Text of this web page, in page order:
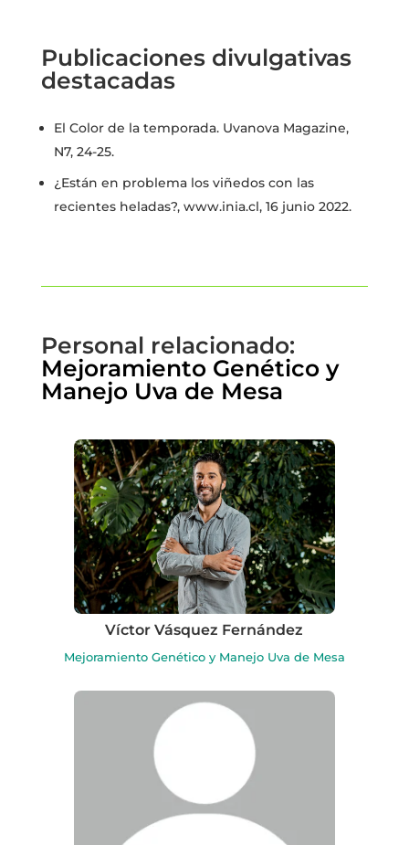
Publicaciones divulgativas
destacadas
El Color de la temporada. Uvanova Magazine,
N7, 24-25.
¿Están en problema los viñedos con las
recientes heladas?, www.inia.cl, 16 junio 2022.
Personal relacionado:
Mejoramiento Genético y
Manejo Uva de Mesa
Víctor Vásquez Fernández
Mejoramiento Genético y Manejo Uva de Mesa